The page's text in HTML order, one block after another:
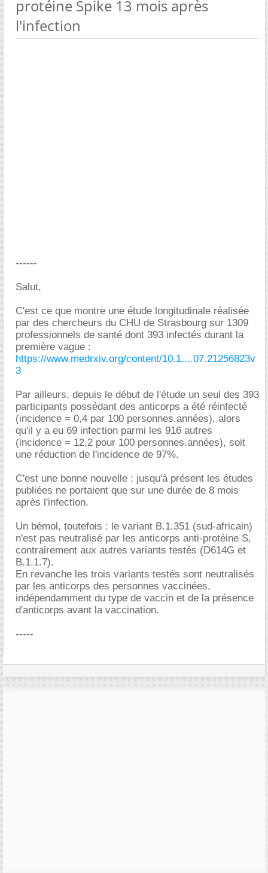
protéine Spike 13 mois après
l'infection
------
Salut,
C'est ce que montre une étude longitudinale réalisée
par des chercheurs du CHU de Strasbourg sur 1309
professionnels de santé dont 393 infectés durant la
première vague :
https://www.medrxiv.org/content/10.1....07.21256823v
3
Par ailleurs, depuis le début de l'étude un seul des 393
participants possédant des anticorps a été réinfecté
(incidence = 0,4 par 100 personnes.années), alors
qu'il y a eu 69 infection parmi les 916 autres
(incidence = 12,2 pour 100 personnes.années), soit
une réduction de l'incidence de 97%.
C'est une bonne nouvelle : jusqu'à présent les études
publiées ne portaient que sur une durée de 8 mois
après l'infection.
Un bémol, toutefois : le variant B.1.351 (sud-africain)
n'est pas neutralisé par les anticorps anti-protéine S,
contrairement aux autres variants testés (D614G et
B.1.1.7).
En revanche les trois variants testés sont neutralisés
par les anticorps des personnes vaccinées,
indépendamment du type de vaccin et de la présence
d'anticorps avant la vaccination.
-----